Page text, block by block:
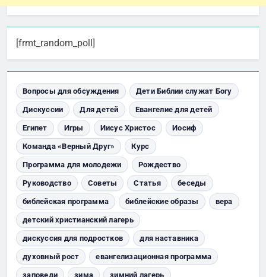
[frmt_random_poll]
Вопросы для обсуждения Дети Библии служат Богу
Дискуссии Для детей Евангелие для детей
Египет Игры Иисус Христос Иосиф
Команда «Верный Друг» Курс
Программа для молодежи Рождество
Руководство Советы Статья беседы
библейская программа библейские образы вера
детский христианский лагерь
дискуссия для подростков для наставника
духовный рост евангелизационная программа
заповеди зима зимний лагерь